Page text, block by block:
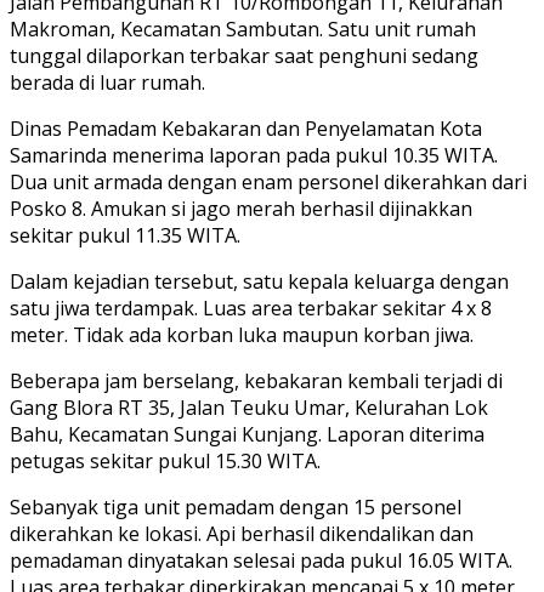
Makroman, Kecamatan Sambutan. Satu unit rumah
tunggal dilaporkan terbakar saat penghuni sedang
berada di luar rumah.
Dinas Pemadam Kebakaran dan Penyelamatan Kota
Samarinda menerima laporan pada pukul 10.35 WITA.
Dua unit armada dengan enam personel dikerahkan dari
Posko 8. Amukan si jago merah berhasil dijinakkan
sekitar pukul 11.35 WITA.
Dalam kejadian tersebut, satu kepala keluarga dengan
satu jiwa terdampak. Luas area terbakar sekitar 4 x 8
meter. Tidak ada korban luka maupun korban jiwa.
Beberapa jam berselang, kebakaran kembali terjadi di
Gang Blora RT 35, Jalan Teuku Umar, Kelurahan Lok
Bahu, Kecamatan Sungai Kunjang. Laporan diterima
petugas sekitar pukul 15.30 WITA.
Sebanyak tiga unit pemadam dengan 15 personel
dikerahkan ke lokasi. Api berhasil dikendalikan dan
pemadaman dinyatakan selesai pada pukul 16.05 WITA.